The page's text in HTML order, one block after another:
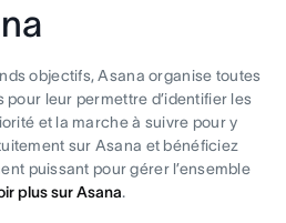
objectifs, Asana organise toutes
leur permettre d’identifier les
et la marche à suivre pour y
sur Asana et bénéficiez
puissant pour gérer l’ensemble
plus sur Asana.